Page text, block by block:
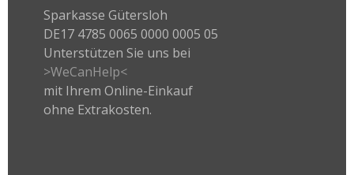
Sparkasse Gütersloh
DE17 4785 0065 0000 0005 05
Unterstützen Sie uns bei
>WeCanHelp<
mit Ihrem Online-Einkauf
ohne Extrakosten.